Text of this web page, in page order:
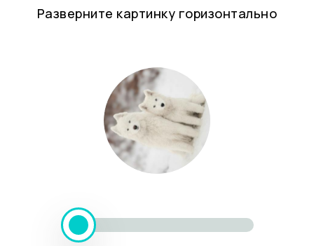
Разверните картинку горизонтально